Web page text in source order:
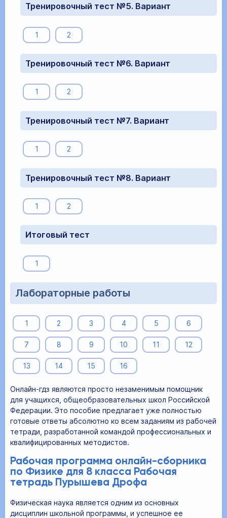
Тренировочный тест №5. Вариант
1 2
Тренировочный тест №6. Вариант
1 2
Тренировочный тест №7. Вариант
1 2
Тренировочный тест №8. Вариант
1 2
Итоговый тест
1
Лабораторные работы
1 2 3 4 5 6
7 8 9 10 11 12
13 14 15 16
Онлайн-гдз являются просто незаменимым помощник
для учащихся, общеобразовательных школ Российской
Федерации. Это пособие предлагает уже полностью
готовые ответы абсолютно ко всем заданиям из рабочей
тетради, разработанной командой профессиональных и
квалифицированных методистов.
Рабочая программа онлайн-сборника
по Физике для 8 класса Рабочая
тетрадь Пурышева Дрофа
Физическая наука является одним из основных
дисциплин школьной программы, и успешное ее